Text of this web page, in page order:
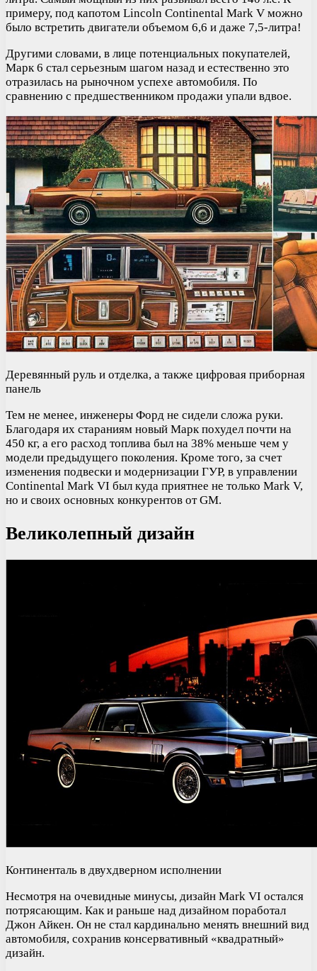
примеру, под капотом Lincoln Continental Mark V можно
было встретить двигатели объемом 6,6 и даже 7,5-литра!
Другими словами, в лице потенциальных покупателей,
Марк 6 стал серьезным шагом назад и естественно это
отразилась на рыночном успехе автомобиля. По
сравнению с предшественником продажи упали вдвое.
Деревянный руль и отделка, а также цифровая приборная
панель
Тем не менее, инженеры Форд не сидели сложа руки.
Благодаря их стараниям новый Марк похудел почти на
450 кг, а его расход топлива был на 38% меньше чем у
модели предыдущего поколения. Кроме того, за счет
изменения подвески и модернизации ГУР, в управлении
Continental Mark VI был куда приятнее не только Mark V,
но и своих основных конкурентов от GM.
Великолепный дизайн
Континенталь в двухдверном исполнении
Несмотря на очевидные минусы, дизайн Mark VI остался
потрясающим. Как и раньше над дизайном поработал
Джон Айкен. Он не стал кардинально менять внешний вид
автомобиля, сохранив консервативный «квадратный»
дизайн.